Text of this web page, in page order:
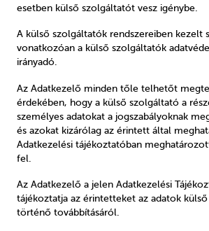
esetben külső szolgáltatót vesz igénybe.
A külső szolgáltatók rendszereiben kezelt
vonatkozóan a külső szolgáltatók
irányadó.
Az Adatkezelő minden tőle telhetőt
érdekében, hogy a külső szolgáltató a
személyes adatokat a jogszabályoknak
és azokat kizárólag az érintett által
Adatkezelési tájékoztatóban
fel.
Az Adatkezelő a jelen Adatkezelési
tájékoztatja az érintetteket az adatok
történő továbbításáról.